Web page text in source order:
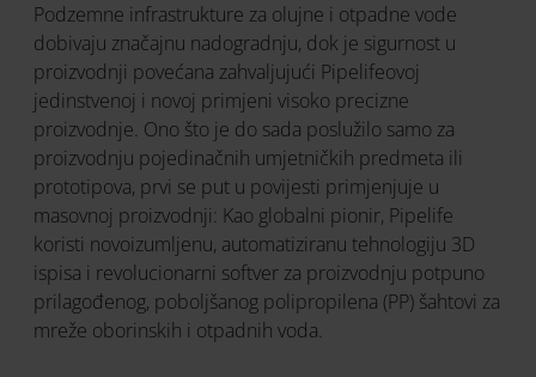
Podzemne infrastrukture za olujne i otpadne vode
dobivaju značajnu nadogradnju, dok je sigurnost u
proizvodnji povećana zahvaljujući Pipelifeovoj
jedinstvenoj i novoj primjeni visoko precizne
proizvodnje. Ono što je do sada poslužilo samo za
proizvodnju pojedinačnih umjetničkih predmeta ili
prototipova, prvi se put u povijesti primjenjuje u
masovnoj proizvodnji: Kao globalni pionir, Pipelife
koristi novoizumljenu, automatiziranu tehnologiju 3D
ispisa i revolucionarni softver za proizvodnju potpuno
prilagođenog, poboljšanog polipropilena (PP) šahtovi za
mreže oborinskih i otpadnih voda.